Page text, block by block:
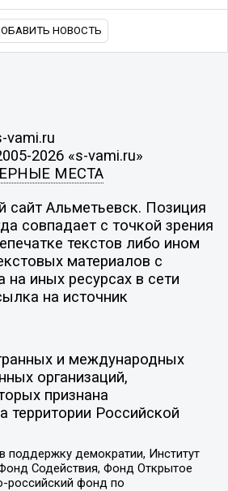
НОВОСТЬ
vami.ru
2026 «s-vami.ru»
МЕСТА
Альметьевск. Позиция
совпадает с точкой зрения
текстов либо ином
материалов с
на иных ресурсах в сети
на источник
и международных
организаций,
признана
территории Российской
демократии, Институт
Содействия, Фонд Открытое
российский фонд по